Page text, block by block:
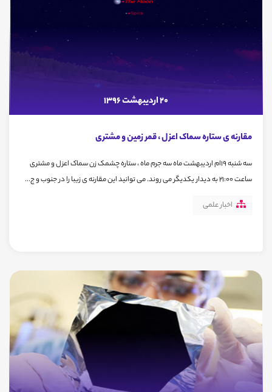
20 اردیبهشت 1396
مقارنه ی ستاره سماک اعزل ، قمر زمین و مشتری
سه شنبه 19ام اردیبهشت ماه سه جرم ماه ، ستاره چشمک زن سماک اعزل و مشتری
ساعت 21:00 به دیدار یکدیگر می روند. می توانید این مقارنه ی زیبا را در جنوب و ج...
اخبار علمی